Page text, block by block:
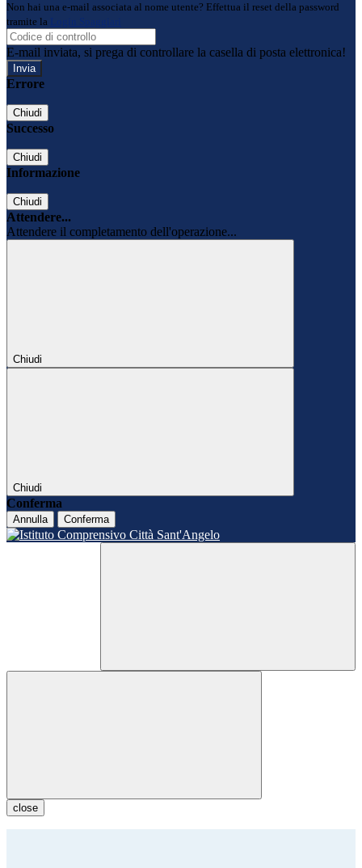
Non hai una e-mail associata al nome utente? Effettua il reset della password
tramite la
Login Spaggiari
E-mail inviata, si prega di controllare la casella di posta elettronica!
Errore
Chiudi
Successo
Chiudi
Informazione
Chiudi
Attendere...
Attendere il completamento dell'operazione...
Chiudi
Chiudi
Conferma
Annulla Conferma
close